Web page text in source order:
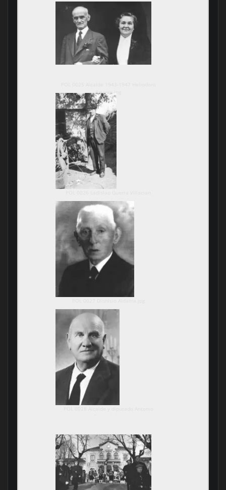
Aguirre.jpg
concejal y alcalde.jpg